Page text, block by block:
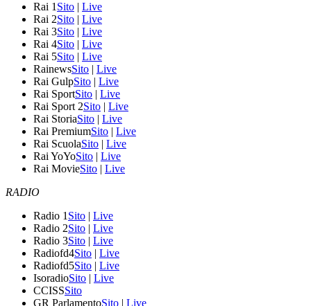
Rai 1 Sito | Live
Rai 2Sito | Live
Rai 3Sito | Live
Rai 4Sito | Live
Rai 5Sito | Live
RainewsSito | Live
Rai GulpSito | Live
Rai SportSito | Live
Rai Sport 2Sito | Live
Rai StoriaSito | Live
Rai PremiumSito | Live
Rai ScuolaSito | Live
Rai YoYoSito | Live
Rai MovieSito | Live
RADIO
Radio 1 Sito | Live
Radio 2Sito | Live
Radio 3Sito | Live
Radiofd4Sito | Live
Radiofd5Sito | Live
IsoradioSito | Live
CCISSSito
GR ParlamentoSito | Live